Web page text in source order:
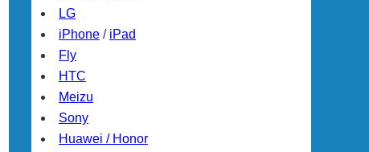
LG
iPhone / iPad
Fly
HTC
Meizu
Sony
Huawei / Honor